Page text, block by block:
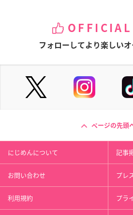
OFFICIAL
フォローしてより楽しいオ
ページの先頭
にじめんについて 記事
お問い合わせ プレ
利用規約 プラ